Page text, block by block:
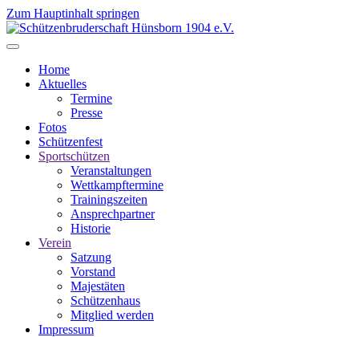
Zum Hauptinhalt springen
Home
Aktuelles
Termine
Presse
Fotos
Schützenfest
Sportschützen
Veranstaltungen
Wettkampftermine
Trainingszeiten
Ansprechpartner
Historie
Verein
Satzung
Vorstand
Majestäten
Schützenhaus
Mitglied werden
Impressum